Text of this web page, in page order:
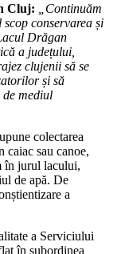
Consiliului
Județean
Cluj:
„Continuăm
conservarea și
Drăgan
a județului,
clujenii să se
și să
de mediul
colectarea
caiac sau canoe,
în jurul lacului,
de apă. De
a
a Serviciului
în subordinea